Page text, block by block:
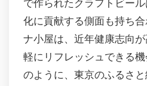
で作られたクラフトビー
化に貢献する側面も持ち
ナ小屋は、近年健康志向
軽にリフレッシュできる
のように、東京のふるさ